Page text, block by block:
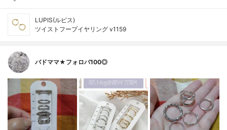
LUPIS(ルピス)
ツイストフープイヤリング v1159
バドママ★フォロバ100◎